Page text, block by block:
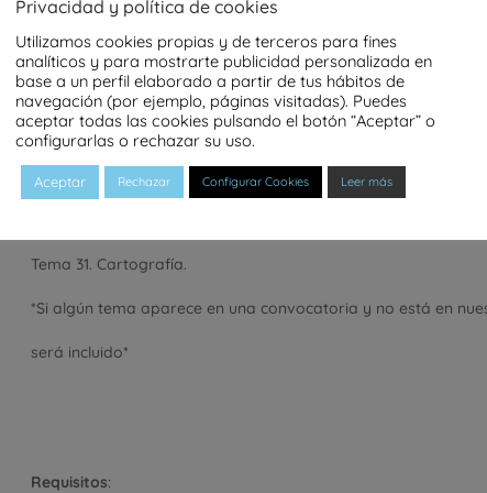
Tema 26. Instalaciones I.
Tema 27. Instalaciones II.
Tema 28. Habitabilidad de la vivienda.
Tema 29. Vivienda protegida.
Tema 31. Cartografía.
*Si algún tema aparece en una convocatoria y no está en
será incluido*
Requisitos:
Privacidad y política de cookies
Utilizamos cookies propias y de terceros para fines
analíticos y para mostrarte publicidad personalizada en
base a un perfil elaborado a partir de tus hábitos de
navegación (por ejemplo, páginas visitadas). Puedes
aceptar todas las cookies pulsando el botón “Aceptar” o
configurarlas o rechazar su uso.
Aceptar Rechazar Configurar Cookies Leer más